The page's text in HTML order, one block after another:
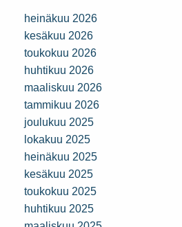
heinäkuu 2026
kesäkuu 2026
toukokuu 2026
huhtikuu 2026
maaliskuu 2026
tammikuu 2026
joulukuu 2025
lokakuu 2025
heinäkuu 2025
kesäkuu 2025
toukokuu 2025
huhtikuu 2025